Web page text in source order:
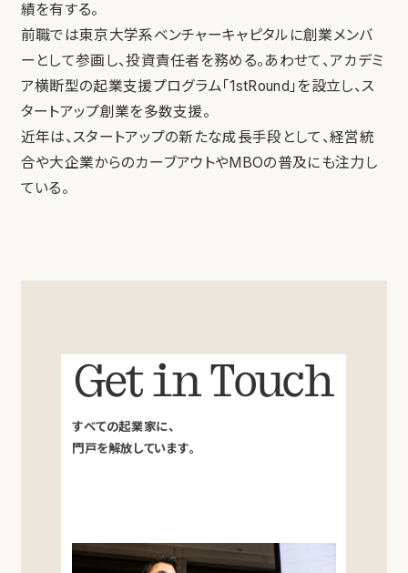
績を有する。
前職では東京大学系ベンチャーキャピタルに創業メンバ
ーとして参画し、投資責任者を務める。あわせて、アカデミ
ア横断型の起業支援プログラム「1stRound」を設立し、ス
タートアップ創業を多数支援。
近年は、スタートアップの新たな成長手段として、経営統
合や大企業からのカーブアウトやMBOの普及にも注力し
ている。
Get in Touch
すべての起業家に、
門戸を解放しています。